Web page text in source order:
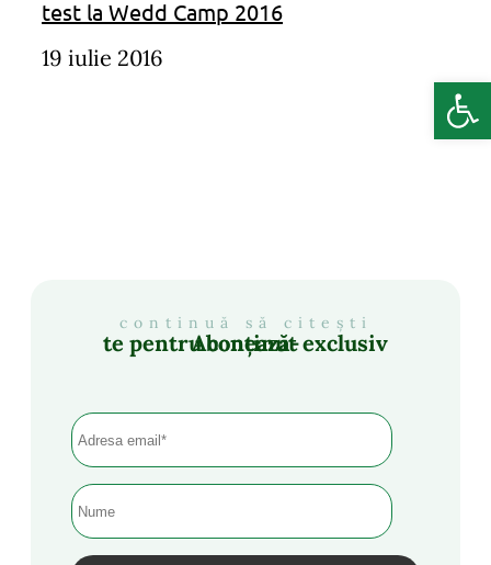
test la Wedd Camp 2016
19 iulie 2016
continuă să citești
Abonează-te pentru conținut exclusiv